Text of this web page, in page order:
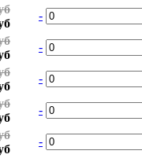
-
-
-
-
-